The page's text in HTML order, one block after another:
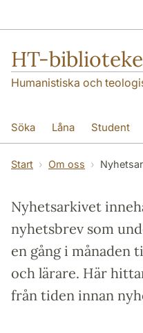
HT-
Humanistiska och
Söka Låna Student
Forskare/doktorand
Start Om oss
Nyhetsarkivet
nyhetsbrev som
en gång i månaden
och lärare. Här
från tiden innan